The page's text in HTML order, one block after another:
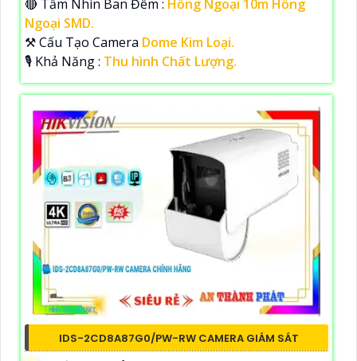
🔴 Tầm Nhìn Ban Đêm : Hồng Ngoại 10m Hồng
Ngoại SMD.
⚒ Cấu Tạo Camera Dome Kim Loại.
️🎙 Khả Năng : Thu hình Chất Lượng.
IDS-2CD8A87G0/PW-RW CAMERA GIÁM SÁT